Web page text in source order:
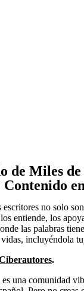
de Miles
Contenido
no solo
entiende, los
las palabras
incluyéndola
.
una comunidad